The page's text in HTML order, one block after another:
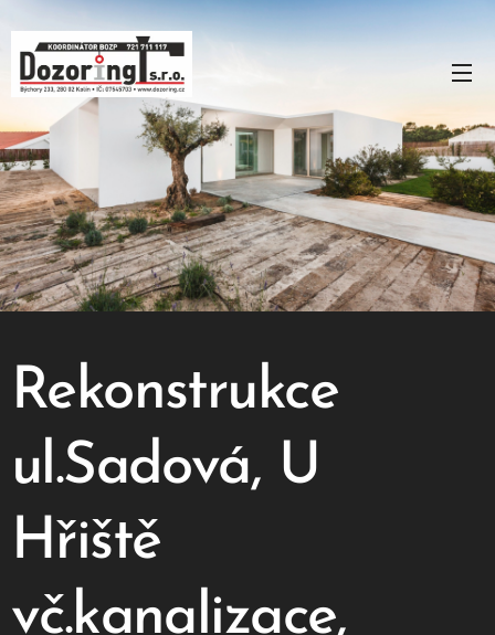
Rekonstrukce
ul.Sadová, U
Hřiště
vč.kanalizace,